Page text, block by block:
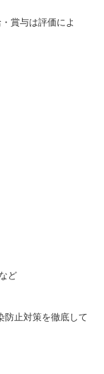
賞与は評価によ
ど
防止対策を徹底して